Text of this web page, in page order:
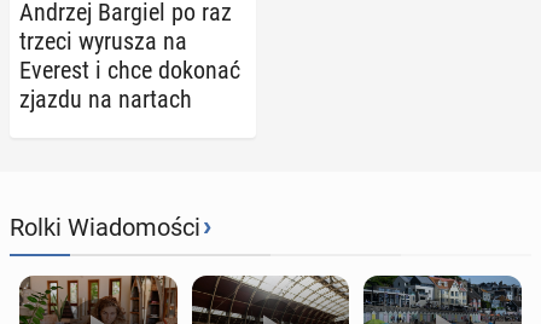
Andrzej Bargiel po raz
trzeci wyrusza na
Everest i chce dokonać
zjazdu na nartach
Rolki Wiadomości›